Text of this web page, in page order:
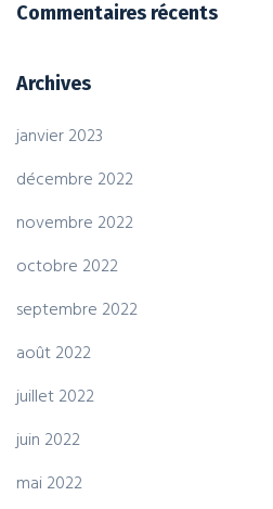
Commentaires récents
Archives
janvier 2023
décembre 2022
novembre 2022
octobre 2022
septembre 2022
août 2022
juillet 2022
juin 2022
mai 2022